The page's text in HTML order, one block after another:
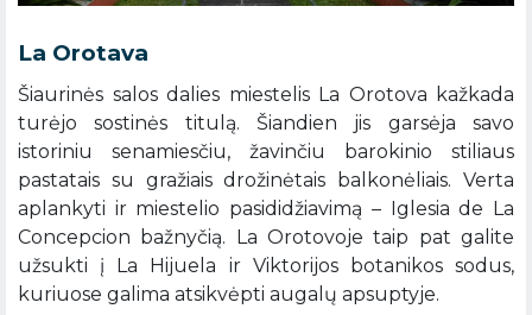
La Orotava
Šiaurinės salos dalies miestelis La Orotova kažkada
turėjo sostinės titulą. Šiandien jis garsėja savo
istoriniu senamiesčiu, žavinčiu barokinio stiliaus
pastatais su gražiais drožinėtais balkonėliais. Verta
aplankyti ir miestelio pasididžiavimą – Iglesia de La
Concepcion bažnyčią. La Orotovoje taip pat galite
užsukti į La Hijuela ir Viktorijos botanikos sodus,
kuriuose galima atsikvėpti augalų apsuptyje.